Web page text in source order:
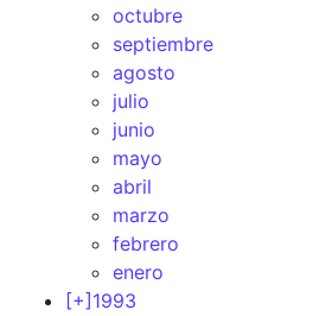
octubre
septiembre
agosto
julio
junio
mayo
abril
marzo
febrero
enero
[+] 1993